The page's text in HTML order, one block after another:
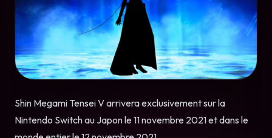
Shin Megami Tensei V arrivera exclusivement sur la
Nintendo Switch au Japon le 11 novembre 2021 et dans le